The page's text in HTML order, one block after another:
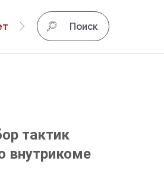
Поиск
тактик
внутрикоме